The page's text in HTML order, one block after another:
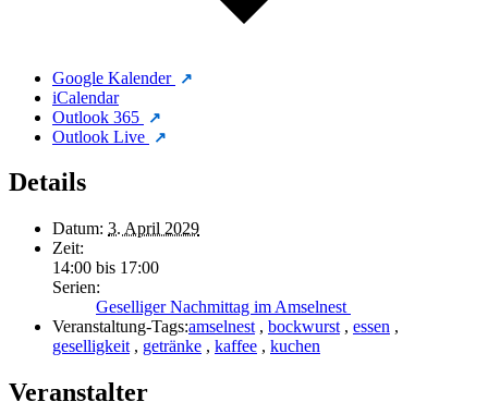
Google Kalender
iCalendar
Outlook 365
Outlook Live
Details
Datum: 3. April 2029
Zeit:
14:00 bis 17:00
Serien:
Geselliger Nachmittag im Amselnest
Veranstaltung-Tags:amselnest , bockwurst , essen ,
geselligkeit , getränke , kaffee , kuchen
Veranstalter